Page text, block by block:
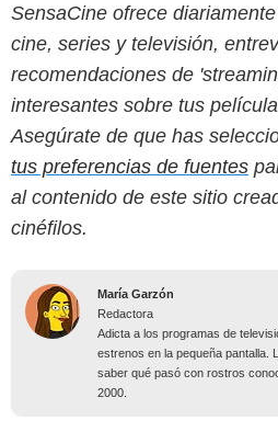
SensaCine ofrece
cine, series y televisión,
recomendaciones de
interesantes sobre tus
Asegúrate de que has
tus preferencias de fuentes
al contenido de este sitio
cinéfilos.
María Garzón
Redactora
Adicta a los programas de
estrenos en la pequeña pantalla.
saber qué pasó con rostros
2000.